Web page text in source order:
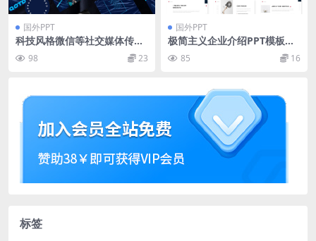
国外PPT
科技风格微信等社交媒体传播
专用手机版PPT模板下载 [PPT
X] 98 23
国外PPT
极简主义企业介绍PPT模板下
载[PPTX]
85 16
标签